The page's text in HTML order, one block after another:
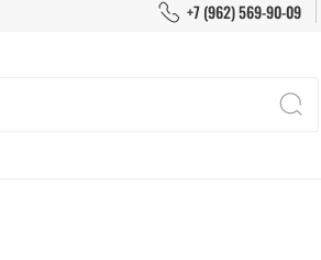
+7 (962) 569-90-09